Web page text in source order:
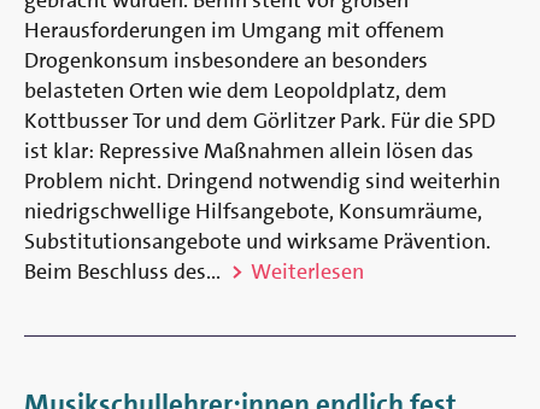
Herausforderungen im Umgang mit offenem
Drogenkonsum insbesondere an besonders
belasteten Orten wie dem Leopoldplatz, dem
Kottbusser Tor und dem Görlitzer Park. Für die SPD
ist klar: Repressive Maßnahmen allein lösen das
Problem nicht. Dringend notwendig sind weiterhin
niedrigschwellige Hilfsangebote, Konsumräume,
Substitutionsangebote und wirksame Prävention.
Beim Beschluss des...
Weiterlesen